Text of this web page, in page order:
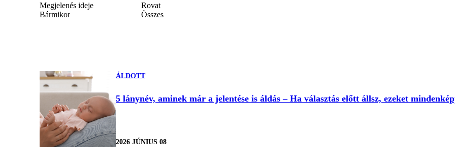
Megjelenés ideje
Bármikor
Rovat
Összes
ÁLDOTT
5 lánynév, aminek már a jelentése is áldás – Ha választás előtt állsz, ezeket
2026 JÚNIUS 08